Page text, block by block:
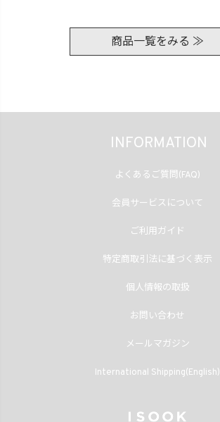
商品一覧をみる ≫
INFORMATION
よくあるご質問(FAQ)
会員サービスについて
ご利用ガイド
特定商取引法に基づく表示
個人情報の取扱
お問い合わせ
メールマガジン
International Shipping(English)